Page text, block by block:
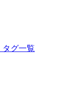
タグ一覧